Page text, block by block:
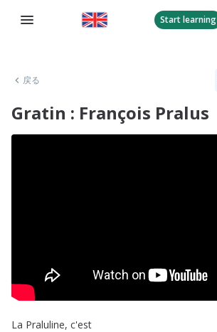
Start learning
戻る
Gratin : François Pralus
La Praluline, c'est